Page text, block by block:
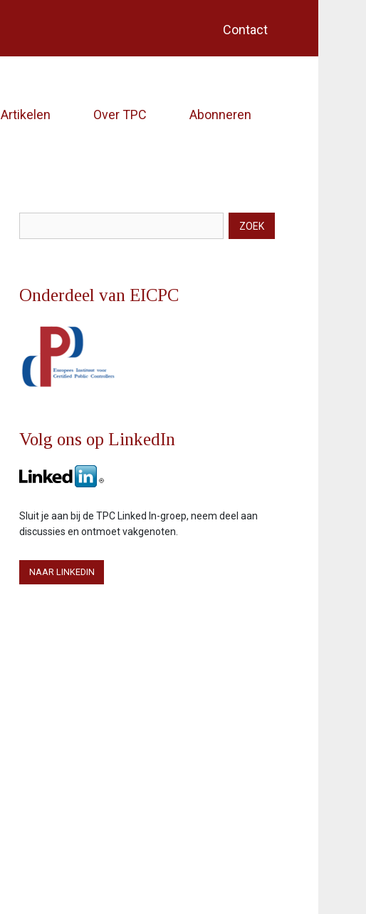
Contact
Artikelen Over TPC Abonneren
ZOEK
Onderdeel van EICPC
Volg ons op LinkedIn
Sluit je aan bij de TPC Linked In-groep, neem deel aan
discussies en ontmoet vakgenoten.
NAAR LINKEDIN
Home (EICPC)
Over TPC